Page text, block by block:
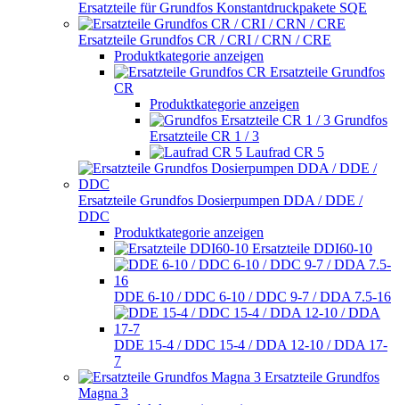
Ersatzteile für Grundfos Konstantdruckpakete SQE
Ersatzteile Grundfos CR / CRI / CRN / CRE
Produktkategorie anzeigen
Ersatzteile Grundfos
CR
Produktkategorie anzeigen
Grundfos
Ersatzteile CR 1 / 3
Laufrad CR 5
Ersatzteile Grundfos Dosierpumpen DDA / DDE /
DDC
Produktkategorie anzeigen
Ersatzteile DDI60-10
DDE 6-10 / DDC 6-10 / DDC 9-7 / DDA 7.5-16
DDE 15-4 / DDC 15-4 / DDA 12-10 / DDA 17-
7
Ersatzteile Grundfos
Magna 3